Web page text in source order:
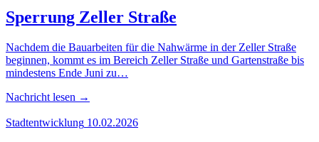
Sper­rung Zel­ler Straße
Nachdem die Bauarbeiten für die Nahwärme in der Zeller Straße
beginnen, kommt es im Bereich Zeller Straße und Gartenstraße bis
mindestens Ende Juni zu…
Nachricht lesen →
Stadtentwicklung 10.02.2026